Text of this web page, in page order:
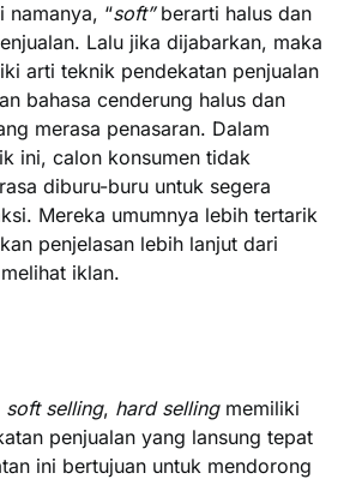
namanya, “soft”berarti halus dan
Lalu jika dijabarkan, maka
arti teknik pendekatan penjualan
bahasa cenderung halus dan
merasa penasaran. Dalam
ini, calon konsumen tidak
diburu-buru untuk segera
Mereka umumnya lebih tertarik
penjelasan lebih lanjut dari
iklan.
soft selling, hard sellingmemiliki
penjualan yang lansung tepat
ini bertujuan untuk mendorong